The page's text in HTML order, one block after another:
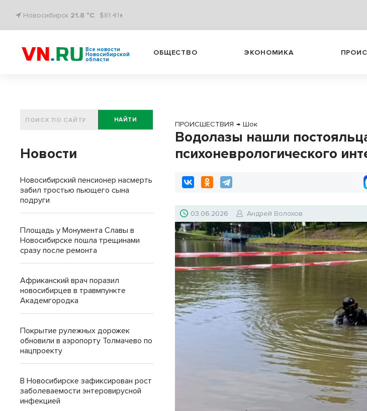
Новосибирск 21.8 °C $81.41↑
Все новости
Новосибирской
области
ОБЩЕСТВО ЭКОНОМИКА
ПРОИСШЕСТВИЯ → Шок
Водолазы нашли
психоневрологического
03.06.2026 Андрей Волохов
НАЙТИ
Новости
Новосибирский пенсионер насмерть
забил тростью пьющего сына
подруги
Площадь у Монумента Славы в
Новосибирске пошла трещинами
сразу после ремонта
Африканский врач поразил
новосибирцев в травмпункте
Академгородка
Покрытие рулежных дорожек
обновили в аэропорту Толмачево по
нацпроекту
В Новосибирске зафиксирован рост
заболеваемости энтеровирусной
инфекцией